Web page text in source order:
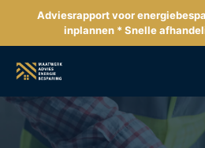
de
inhoud
Adviesrapport voor
inplannen * Snelle